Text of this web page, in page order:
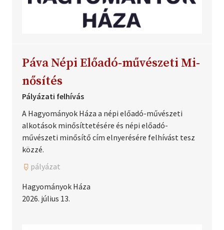
Pá­va Né­pi Elő­adó-mű­vé­sze­ti Mi­
nő­sí­tés
Pályázati felhívás
A Hagyományok Háza a népi előadó-művészeti
alkotások minősíttetésére és népi előadó-
művészeti minősítő cím elnyerésére felhívást tesz
közzé.
pályázat
Hagyományok Háza
2026. július 13.